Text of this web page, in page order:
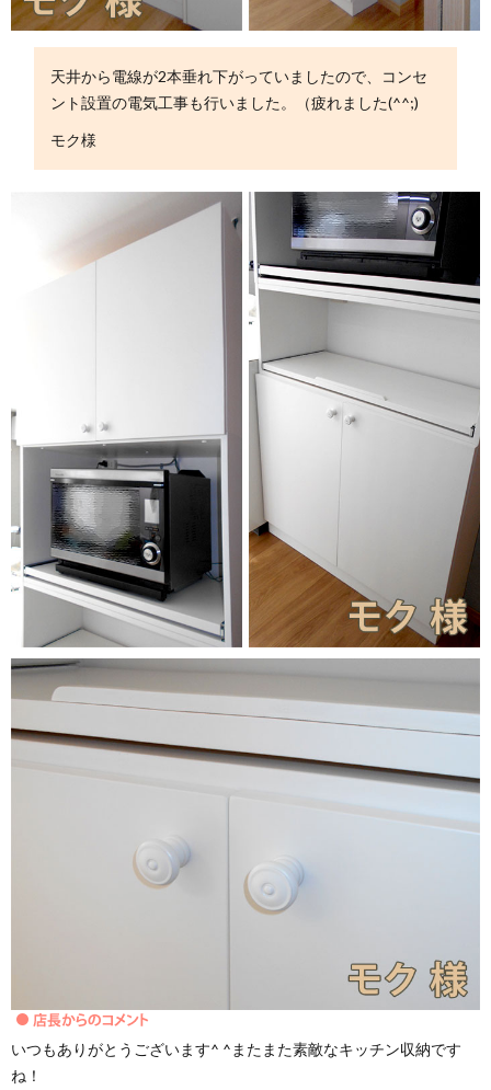
天井から電線が2本垂れ下がっていましたので、コンセ
ント設置の電気工事も行いました。（疲れました(^^;)
モク様
いつもありがとうございます^ ^またまた素敵なキッチン収納です
ね！